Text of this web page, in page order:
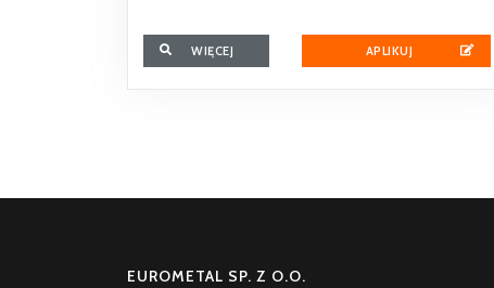
WIĘCEJ APLIKUJ
EUROMETAL SP. Z O.O.